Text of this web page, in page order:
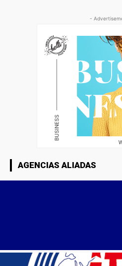
-
AGENCIAS ALIADAS